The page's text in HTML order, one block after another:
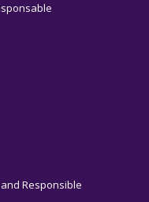
Responsible